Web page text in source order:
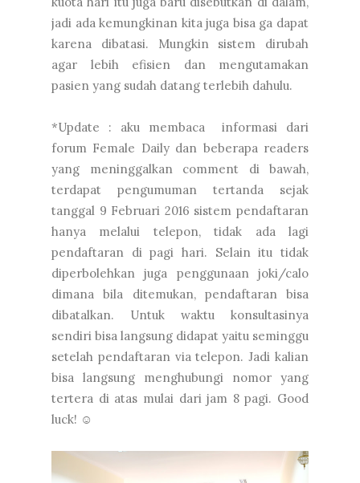
jadi ada kemungkinan kita juga bisa ga dapat
karena dibatasi. Mungkin sistem dirubah
agar lebih efisien dan mengutamakan
pasien yang sudah datang terlebih dahulu.
*Update : aku membaca informasi dari
forum Female Daily dan beberapa readers
yang meninggalkan comment di bawah,
terdapat pengumuman tertanda sejak
tanggal 9 Februari 2016 sistem pendaftaran
hanya melalui telepon, tidak ada lagi
pendaftaran di pagi hari. Selain itu tidak
diperbolehkan juga penggunaan joki/calo
dimana bila ditemukan, pendaftaran bisa
dibatalkan. Untuk waktu konsultasinya
sendiri bisa langsung didapat yaitu seminggu
setelah pendaftaran via telepon. Jadi kalian
bisa langsung menghubungi nomor yang
tertera di atas mulai dari jam 8 pagi. Good
luck! ☺